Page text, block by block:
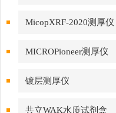
MicopXRF-2020测厚仪
MICROPioneer测厚仪
镀层测厚仪
共立WAK水质试剂盒